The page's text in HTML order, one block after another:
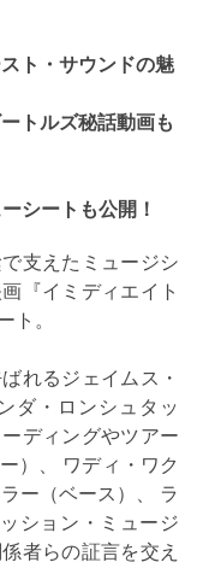
ト・サウンドの魅
トルズ秘話動画も
シートも公開！
支えたミュージシ
『イミディエイト
ト。
れるジェイムス・
ダ・ロンシュタッ
ディングやツアー
）、 ワディ・ワク
ー（ベース）、 ラ
ション・ミュージ
者らの証言を交え